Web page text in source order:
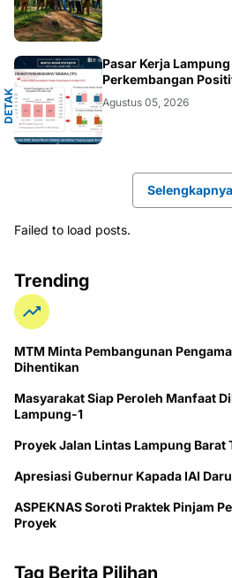
D
E
T
A
K
N
U
S
A
N
T
A
RA
Pasar Kerja
Perkembangan
Agustus 05, 2026
Selengkapnya
Failed to load posts.
Trending
MTM Minta Pembangunan
Dihentikan
Masyarakat Siap Peroleh Manfaat Diluncurnya Satelit
Lampung-1
Proyek Jalan Lintas
Apresiasi Gubernur Kapada IAI
ASPEKNAS Soroti Praktek Pinjam
Proyek
Tag Berita Pilihan